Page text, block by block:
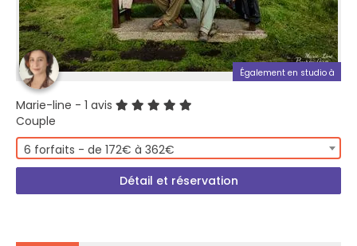
Également en studio à
Marie-line - 1 avis
Couple
6 forfaits - de 172€ à 362€
Détail et réservation